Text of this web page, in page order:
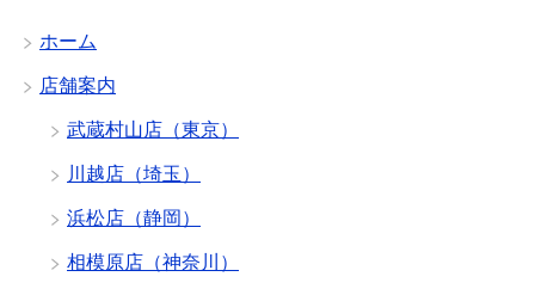
ホーム
店舗案内
武蔵村山店（東京）
川越店（埼玉）
浜松店（静岡）
相模原店（神奈川）